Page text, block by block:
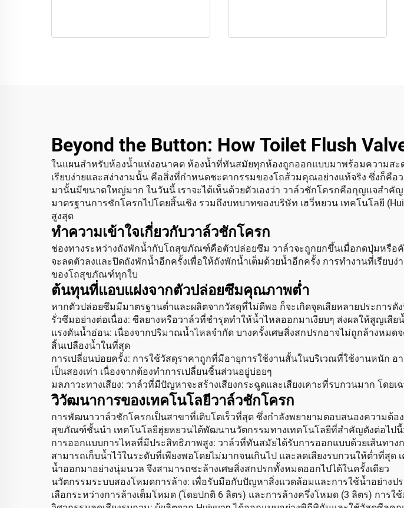
Beyond the Button: How Toilet Flush
ในแผนสำหรับห้องน้ำแห่งอนาคต ห้องน้ำที่ทันสมัยทุกห้องถูกออกแบบมาพร้อมความส
เรียบง่ายและสง่างามนั้น คือสิ่งที่กำหนดชะตากรรมของโถส้วมคุณอย่างแท้จริง ซึ่งก็
มานั้นมีขนาดใหญ่มาก ในวันนี้ เราจะได้เห็นด้วยตัวเองว่า วาล์วชักโครกคือกุญแจสำ
มาตรฐานการชักโครกไปโดยสิ้นเชิง รวมถึงบทบาทของบริษัท เฮวี่หยวน เทคโนโลยี
สูงสุด
ทำความเข้าใจเกี่ยวกับวาล์วชักโครก
ช่องทางระหว่างถังพักน้ำกับโถสุขภัณฑ์คือตัวปล่อยซึม วาล์วจะถูกยกขึ้นเมื่อกดปุ่มหรือ
จะลดตัวลงและปิดถังพักน้ำอีกครั้งเพื่อให้ถังพักน้ำเต็มด้วยน้ำอีกครั้ง การทำงานที่เรีย
ของโถสุขภัณฑ์ทุกใบ
ต้นทุนที่แอบแฝงจากตัวปล่อยซึมคุณภาพต่ำ
หากตัวปล่อยซึมมีมาตรฐานต่ำและผลิตจากวัสดุที่ไม่ดีพอ ก็จะเกิดจุดเสียหลายประการดั
รั่วซึมอย่างต่อเนื่อง: ซีลยางหรือวาล์วที่ชำรุดทำให้น้ำไหลออกมาเงียบๆ ส่งผลให้สูญเสี
แรงดันน้ำอ่อน: เนื่องจากปริมาณน้ำไหลจำกัด บางครั้งเศษสิ่งสกปรกอาจไม่ถูกล้างหม
สิ้นเปลืองน้ำในที่สุด
การเปลี่ยนบ่อยครั้ง: การใช้วัสดุราคาถูกที่มีอายุการใช้งานสั้นในบริเวณที่ใช้งานหนัก
เป็นสองเท่า เนื่องจากต้องทำการเปลี่ยนชิ้นส่วนอยู่บ่อยๆ
มลภาวะทางเสียง: วาล์วที่มีปัญหาจะสร้างเสียงกระฉูดและเสียงเคาะที่รบกวนมาก โดย
วิวัฒนาการของเทคโนโลยีวาล์วชักโครก
การพัฒนาวาล์วชักโครกเป็นสาขาที่เติบโตเร็วที่สุด ซึ่งกำลังพยายามตอบสนองความ
สุขภัณฑ์ชั้นนำ เทคโนโลยีฮุ่ยหยวนได้พัฒนานวัตกรรมทางเทคโนโลยีที่สำคัญดังต่อไปนี้:
การออกแบบการไหลที่มีประสิทธิภาพสูง: วาล์วที่ทันสมัยได้รับการออกแบบด้วยเส้นทา
สามารถเก็บน้ำไว้ในระดับที่เพียงพอโดยไม่มากจนเกินไป และลดเสียงรบกวนให้ต่ำที่สุ
น้ำออกมาอย่างนุ่มนวล จึงสามารถชะล้างเศษสิ่งสกปรกทั้งหมดออกไปได้ในครั้งเดียว
นวัตกรรมระบบสองโหมดการล้าง: เพื่อรับมือกับปัญหาสิ่งแวดล้อมและการใช้น้ำอย่าง
เลือกระหว่างการล้างเต็มโหมด (โดยปกติ 6 ลิตร) และการล้างครึ่งโหมด (3 ลิตร) การ